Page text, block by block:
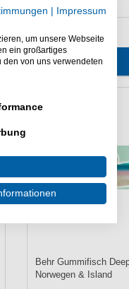
Behr Gummifisch
Norwegen & Island
| Impressum
um unsere Webseite
ein großartiges
von uns verwendeten